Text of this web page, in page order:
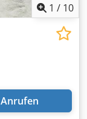
1 / 10
Anrufen